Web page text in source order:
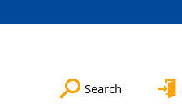
Search